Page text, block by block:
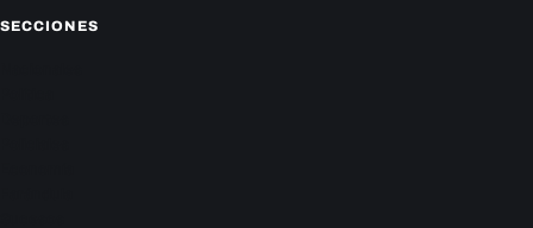
SECCIONES